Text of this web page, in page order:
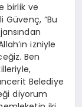
birlik ve
“Bu
izniyle
Ben
Belediye
diyorum